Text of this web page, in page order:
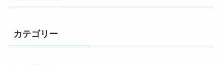
カテゴリー